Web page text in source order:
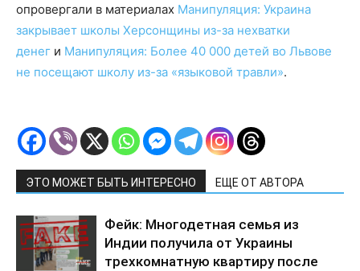
опровергали в материалах Манипуляция: Украина
закрывает школы Херсонщины из-за нехватки
денег и Манипуляция: Более 40 000 детей во Львове
не посещают школу из-за «языковой травли».
ЭТО МОЖЕТ БЫТЬ ИНТЕРЕСНО ЕЩЕ ОТ АВТОРА
Фейк: Многодетная семья из
Индии получила от Украины
трехкомнатную квартиру после